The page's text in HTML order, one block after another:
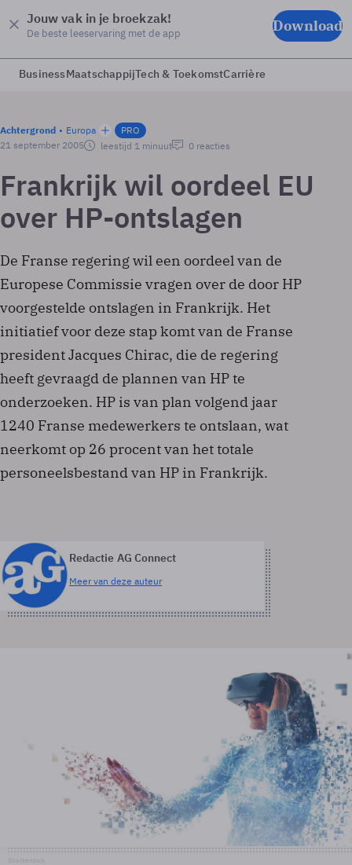
Jouw vak in je broekzak!
De beste leeservaring met de app Download
BusinessMaatschappijTech & ToekomstCarrière
Achtergrond Europa
PRO
21 september 2005
leestijd 1 minuut 0 reacties
Frankrijk wil oordeel EU
over HP-ontslagen
De Franse regering wil een oordeel van de
Europese Commissie vragen over de door HP
voorgestelde ontslagen in Frankrijk. Het
initiatief voor deze stap komt van de Franse
president Jacques Chirac, die de regering
heeft gevraagd de plannen van HP te
onderzoeken. HP is van plan volgend jaar
1240 Franse medewerkers te ontslaan, wat
neerkomt op 26 procent van het totale
personeelsbestand van HP in Frankrijk.
Redactie AG Connect
Meer van deze auteur